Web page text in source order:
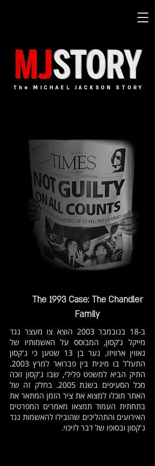
The MICHAEL JACKSON STORY
The 1993 Case: The Chandler
Family
ב-18 בנובמבר 2003 הוצא צו מעצר נגד
מייקל ג’קסון, המבוסס על האשמותיו של
גאווין ארוויזו, נער בן 13 שטען כי ג'קסון
התעלל בו מינית בין פברואר למרץ 2003.
התיק הביא למשפט פלילי, שבו ג'קסון זוכה
מכל הסעיפים בשנת 2005. בחלק זה של
האתר תוכלו למצוא את ציר הזמן המתאר את
בתחתית העמוד תמצאו מאמרים המפרטים
האירועים והתהליכים שהובילו להאשמות נגד
ג'קסון ובסופו של דבר לזיכוי.